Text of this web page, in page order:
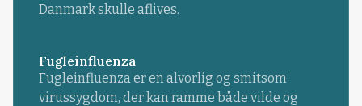
Danmark skulle aflives.
Fugleinfluenza
Fugleinfluenza er en alvorlig og smitsom
virussygdom, der kan ramme både vilde og